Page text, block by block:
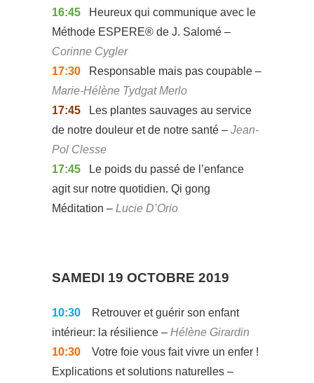
16:45
Heureux qui communique avec le
Méthode ESPERE® de J. Salomé –
Corinne Cygler
17:30
Responsable mais pas coupable –
Marie-Hélène Tydgat Merlo
17:45
Les plantes sauvages au service
de notre douleur et de notre santé – Jean-
Pol Clesse
17:45
Le poids du passé de l’enfance
agit sur notre quotidien. Qi gong
Méditation – Lucie D’Orio
SAMEDI 19 OCTOBRE 2019
10:30
Retrouver et guérir son enfant
intérieur: la résilience – Hélène Girardin
10:30
Votre foie vous fait vivre un enfer !
Explications et solutions naturelles –